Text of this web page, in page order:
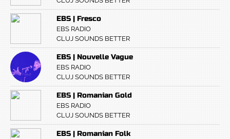
EBS | Fresco
EBS RADIO
CLUJ SOUNDS BETTER
EBS | Nouvelle Vague
EBS RADIO
CLUJ SOUNDS BETTER
EBS | Romanian Gold
EBS RADIO
CLUJ SOUNDS BETTER
EBS | Romanian Folk